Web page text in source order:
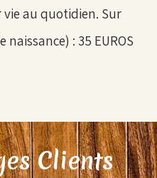
au quotidien. Sur
: 35 EUROS
Clients